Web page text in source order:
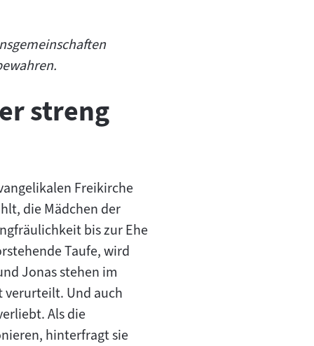
streng
Freikirche
die Mädchen der
bis zur Ehe
Taufe, wird
Jonas stehen im
verurteilt. Und auch
Als die
hinterfragt sie